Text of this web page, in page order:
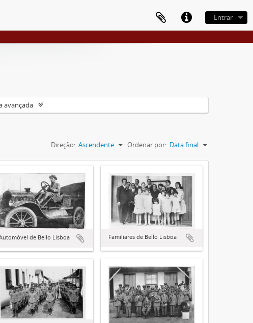
Entrar
avançada
Ordenar por: Data final
Direção: Ascendente
de Bello Lisboa Familiares de Bello Lisboa